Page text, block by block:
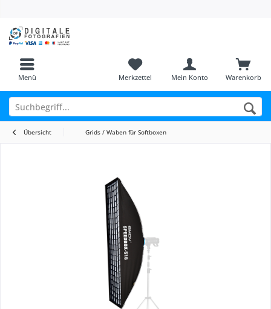
Menü Warenkorb
Merkzettel Mein Konto
Übersicht Grids / Waben für Softboxen